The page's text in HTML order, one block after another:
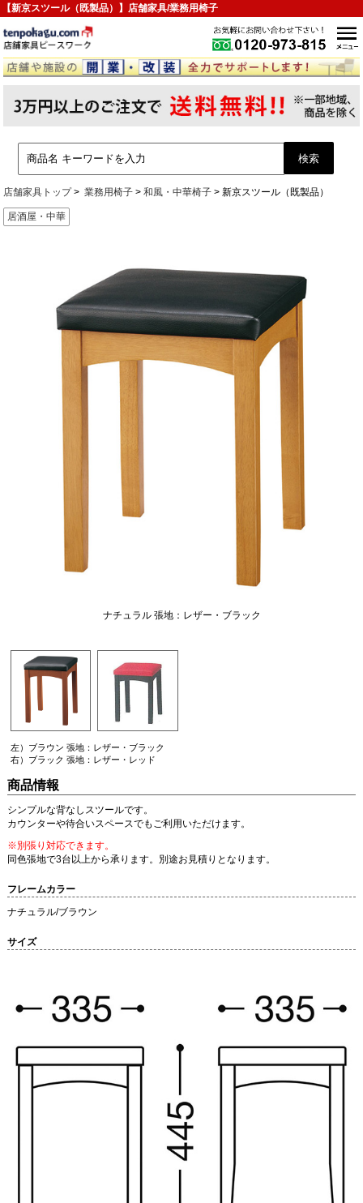
【新京スツール（既製品）】店舗家具/業務用椅子
店舗家具トップ 業務用椅子 和風・中華椅子 新京スツール（既製品）
居酒屋・中華
ナチュラル 張地：レザー・ブラック
左）ブラウン 張地：レザー・ブラック
右）ブラック 張地：レザー・レッド
商品情報
シンプルな背なしスツールです。
カウンターや待合いスペースでもご利用いただけます。
※別張り対応できます。
同色張地で3台以上から承ります。別途お見積りとなります。
フレームカラー
ナチュラル/ブラウン
サイズ